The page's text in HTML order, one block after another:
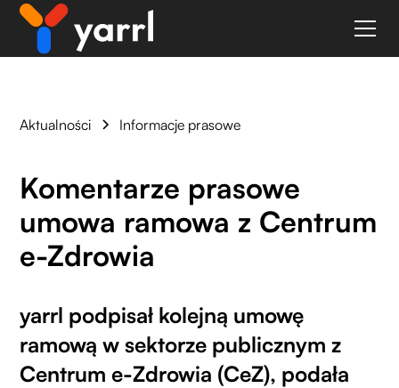
Aktualności Informacje prasowe
Komentarze prasowe
umowa ramowa z Centrum
e-Zdrowia
yarrl podpisał kolejną umowę
ramową w sektorze publicznym z
Centrum e-Zdrowia (CeZ), podała